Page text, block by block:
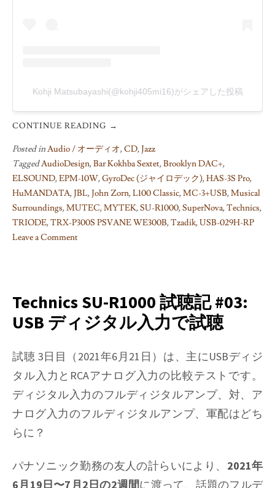
Kohji Matsubayashi(@kohji405mi16)がシェアした投稿
CONTINUE READING →
Posted inAudio / オーディオ,CD,Jazz
TaggedAudioDesign,Bar Kokhba Sextet,Brooklyn DAC+,
ELSOUND,EPM-10W,GyroDec (ジャイロデック),HAS-3S Pro,
HuMANDATA,JBL,John Zorn,L100 Classic,MC-3+USB,Musical
Surroundings,MUTEC,MYTEK,SU-R1000,SuperNova,Technics,
TRIODE,TRX-P300S PSVANE WE300B,Tzadik,USB-029H-RP
Leave a Comment
R1000
試
聴
#04/#05:
S/PDIF
入
力
で
試
Technics SU-R1000 試聴記 #03:
USB ディジタル入力で試聴
試聴 3日目（2021年6月21日）は、主にUSBディジ
タル入力とRCAアナログ入力の比較テストです。
ディジタル入力のフルディジタルアンプ、対、ア
ナログ入力のフルディジタルアンプ、軍配はどち
らに？
パナソニック勤務の友人の計らいにより、 2021年
6月19日〜7月2日の2週間に渡って、話題のフルデ